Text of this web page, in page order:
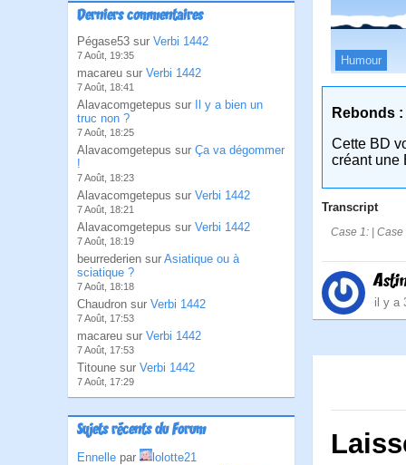
Derniers commentaires
Pégase53 sur Verbi 1442
7 Août, 19:35
macareu sur Verbi 1442
7 Août, 18:41
Alavacomgetepus sur
Il y a bien un
truc non ?
7 Août, 18:25
Alavacomgetepus sur Ça va dégommer
!
7 Août, 18:23
Alavacomgetepus sur Verbi 1442
7 Août, 18:21
Alavacomgetepus sur Verbi 1442
7 Août, 18:19
beurrederien sur Asiatique ou à
sciatique ?
7 Août, 18:18
Chaudron sur Verbi 1442
7 Août, 17:53
macareu sur Verbi 1442
7 Août, 17:53
Titoune sur Verbi 1442
7 Août, 17:29
Sujets récents du Forum
Ennelle par
lolotte21
Humour
Rebonds :
Cette BD
créant une
Transcript
Case 1: |
il y a